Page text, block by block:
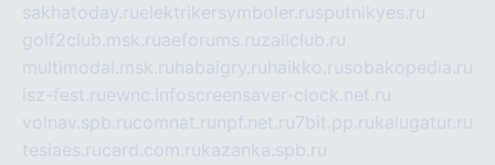
sakhatoday.ruelektrikersymboler.rusputnikyes.ru
golf2club.msk.ruaeforums.ruzallclub.ru
multimodal.msk.ru habaigry.ru haikko.rusobakopedia.ru
isz-fest.ruewnc.infoscreensaver-clock.net.ru
volnav.spb.rucomnat.ru npf.net.ru7bit.pp.rukalugatur.ru
tesiaes.rucard.com.rukazanka.spb.ru